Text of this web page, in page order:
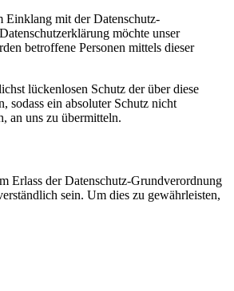
Einklang mit der Datenschutz-
möchte unser
betroffene Personen mittels dieser
lückenlosen Schutz der über diese
sodass ein absoluter Schutz nicht
an uns zu übermitteln.
Erlass der Datenschutz-Grundverordnung
sein. Um dies zu gewährleisten,